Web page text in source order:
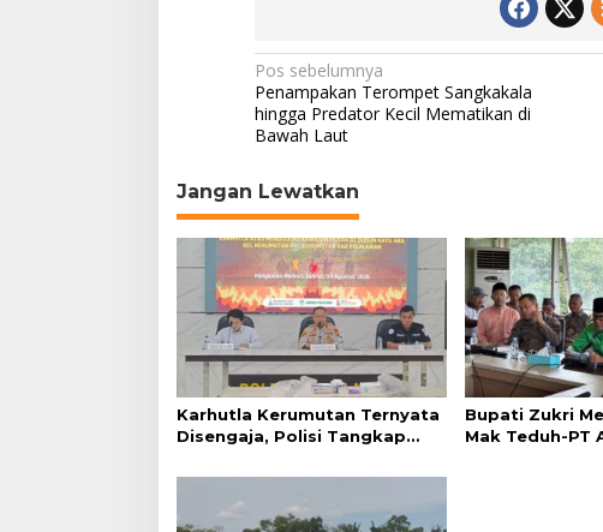
N
a
v
i
g
a
s
i
p
o
s
Pos sebelumnya
Penampakan Terompet Sangkakala
hingga Predator Kecil Mematikan di
Bawah Laut
Jangan Lewatkan
Karhutla Kerumutan Ternyata
Disengaja, Polisi Tangkap
Bupati Zukri
Mak Teduh-PT